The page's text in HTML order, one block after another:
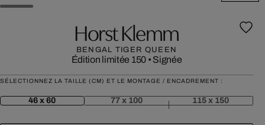
Horst Klemm
BENGAL TIGER QUEEN
Édition limitée 150 • Signée
SÉLECTIONNEZ LA TAILLE (CM) ET LE MONTAGE / ENCADREMENT :
46 x 60 77 x 100 115 x 150